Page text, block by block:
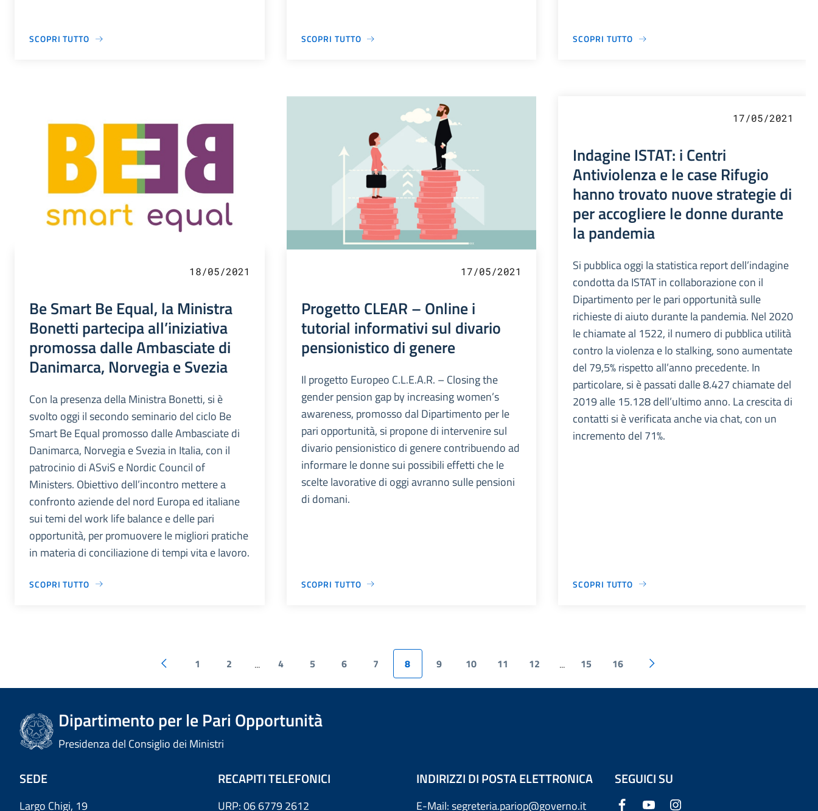
SCOPRI TUTTO SCOPRI TUTTO SCOPRI TUTTO
18/05/2021
Be Smart Be Equal, la Ministra
Bonetti partecipa all’iniziativa
promossa dalle Ambasciate di
Danimarca, Norvegia e Svezia
Con la presenza della Ministra Bonetti, si è
svolto oggi il secondo seminario del ciclo Be
Smart Be Equal promosso dalle Ambasciate di
Danimarca, Norvegia e Svezia in Italia, con il
patrocinio di ASviS e Nordic Council of
Ministers. Obiettivo dell’incontro mettere a
confronto aziende del nord Europa ed italiane
sui temi del work life balance e delle pari
opportunità, per promuovere le migliori pratiche
in materia di conciliazione di tempi vita e lavoro.
SCOPRI TUTTO
17/05/2021
Progetto CLEAR – Online i
tutorial informativi sul divario
pensionistico di genere
Il progetto Europeo C.L.E.A.R. – Closing the
gender pension gap by increasing women’s
awareness, promosso dal Dipartimento per le
pari opportunità, si propone di intervenire sul
divario pensionistico di genere contribuendo ad
informare le donne sui possibili effetti che le
scelte lavorative di oggi avranno sulle pensioni
di domani.
SCOPRI TUTTO
17/05/2021
Indagine ISTAT: i Centri
Antiviolenza e le case Rifugio
hanno trovato nuove strategie di
per accogliere le donne durante
la pandemia
Si pubblica oggi la statistica report dell’indagine
condotta da ISTAT in collaborazione con il
Dipartimento per le pari opportunità sulle
richieste di aiuto durante la pandemia. Nel 2020
le chiamate al 1522, il numero di pubblica utilità
contro la violenza e lo stalking, sono aumentate
del 79,5% rispetto all’anno precedente. In
particolare, si è passati dalle 8.427 chiamate del
2019 alle 15.128 dell’ultimo anno. La crescita di
contatti si è verificata anche via chat, con un
incremento del 71%.
SCOPRI TUTTO
1 2 ... 4 5 6 7 8 9 10 11 12 ... 15 16
Dipartimento per le Pari Opportunità
Presidenza del Consiglio dei Ministri
SEDE
Largo Chigi, 19
RECAPITI TELEFONICI
URP: 06 6779 2612
INDIRIZZI DI POSTA ELETTRONICA
E-Mail: segreteria.pariop@governo.it
SEGUICI SU